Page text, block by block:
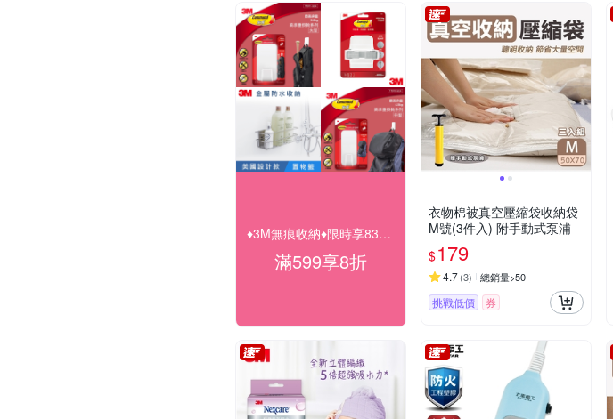
♦3M無痕收納♦限時享83折(快倉)
滿599享8折
衣物棉被真空壓縮袋收納袋-
M號(3件入) 附手動式泵浦
$179
4.7(3) 總銷量>50
挑戰低價 券